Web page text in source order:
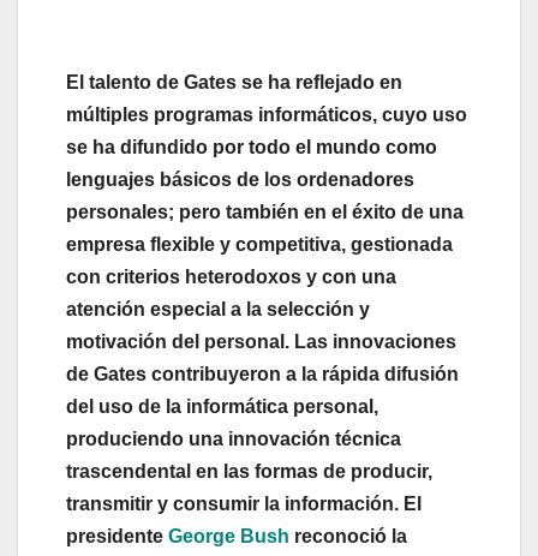
El talento de Gates se ha reflejado en
múltiples programas informáticos, cuyo uso
se ha difundido por todo el mundo como
lenguajes básicos de los ordenadores
personales; pero también en el éxito de una
empresa flexible y competitiva, gestionada
con criterios heterodoxos y con una
atención especial a la selección y
motivación del personal. Las innovaciones
de Gates contribuyeron a la rápida difusión
del uso de la informática personal,
produciendo una innovación técnica
trascendental en las formas de producir,
transmitir y consumir la información. El
presidente George Bush reconoció la